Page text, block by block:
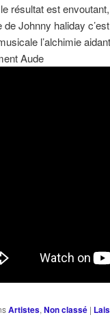
résultat est
Johnny haliday
l’alchimie
Aude
Artistes, Non classé |